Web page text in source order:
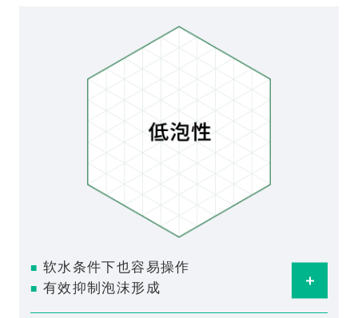
■ 软水条件下也容易操作
■ 有效抑制泡沫形成